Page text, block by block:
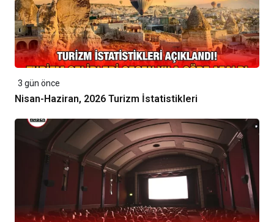
3 gün önce
Nisan-Haziran, 2026 Turizm İstatistikleri